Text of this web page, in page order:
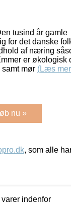
tusind år gamle
for det danske
af næring
er økologisk
mør (Læs
nu »
, som alle
indenfor